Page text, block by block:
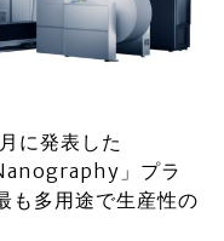
に発表した
」プラ
も多用途で生産性の